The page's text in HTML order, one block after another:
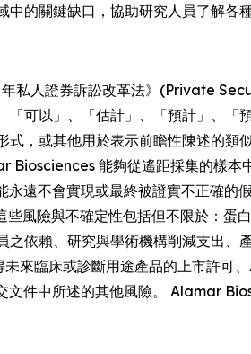
的關鍵缺口，協助研究人員了解各
私人證券訴訟改革法》(Private
可以」、「估計」、「預計」、
，或其他用於表示前瞻性陳述的
Biosciences 能夠從遙距採集的樣
遠不會實現或最終被證實不正確
風險與不確定性包括但不限於：蛋
依賴、研究與學術機構削減支出、
來臨床或診斷用途產品的上市許可
件中所述的其他風險。 Alamar